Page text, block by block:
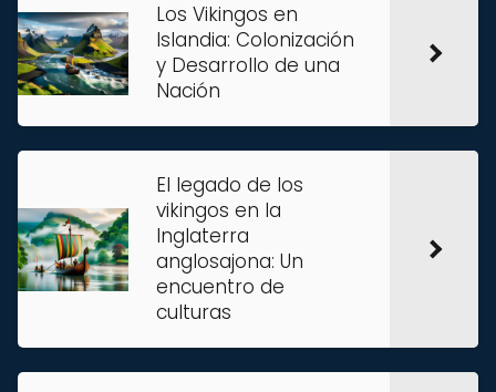
Los Vikingos en
Islandia: Colonización
y Desarrollo de una
Nación
El legado de los
vikingos en la
Inglaterra
anglosajona: Un
encuentro de
culturas